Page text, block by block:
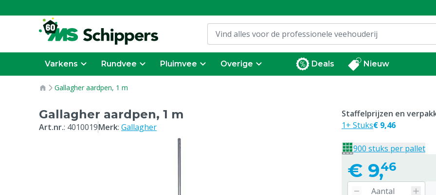
Varkens Rundvee Pluimvee Overige Deals Nieuw
Gallagher aardpen, 1 m
Gallagher aardpen, 1 m
Art.nr.: 4010019Merk: Gallagher
€ 9,46
Staffelprijzen en
1+ Stuks€ 9,46
900 stuks per pallet